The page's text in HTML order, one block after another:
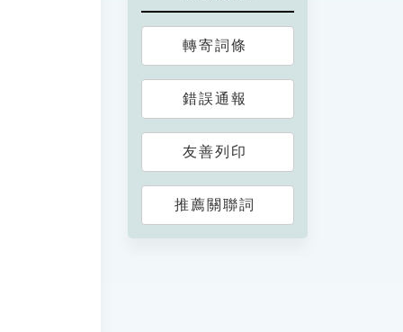
轉寄詞條
錯誤通報
友善列印
推薦關聯詞